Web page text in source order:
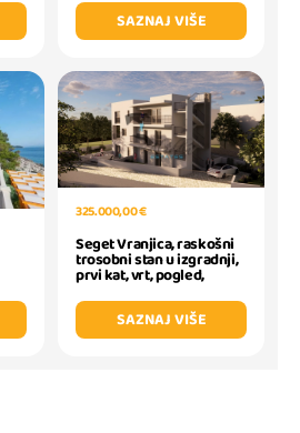
SAZNAJ VIŠE
325.000,00 €
Seget Vranjica, raskošni
trosobni stan u izgradnji,
prvi kat, vrt, pogled,
SAZNAJ VIŠE